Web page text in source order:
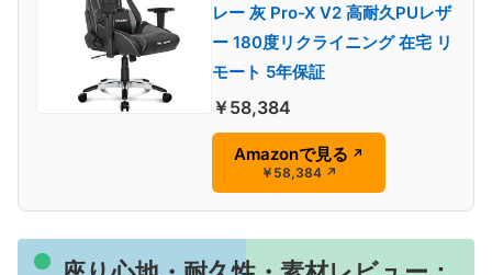
レー 灰 Pro-X V2 高耐久PUレザ
ー 180度リクライニング 在宅 リ
モート 5年保証
￥58,384
Amazonで見る ↗
￥58,384 ↗